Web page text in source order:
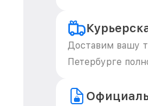
Доставим вашу
Петербурге